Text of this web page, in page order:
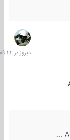
دیروز
در
09:22